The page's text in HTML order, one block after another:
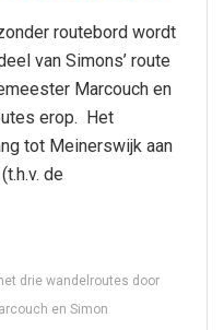
routebord wordt
van Simons’ route
Marcouch en
erop. Het
tot Meinerswijk aan
de
drie wandelroutes door
en Simon